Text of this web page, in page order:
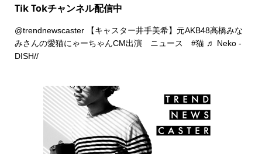
Tik Tokチャンネル配信中
@trendnewscaster【キャスター井手美希】元AKB48高橋みな
みさんの愛猫にゃーちゃんCM出演 ニュース #猫 ♬ Neko -
DISH//